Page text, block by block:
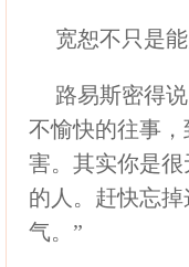
宽恕不只是
路易斯密得
不愉快的往事
害。其实你是
的人。赶快忘
气。”